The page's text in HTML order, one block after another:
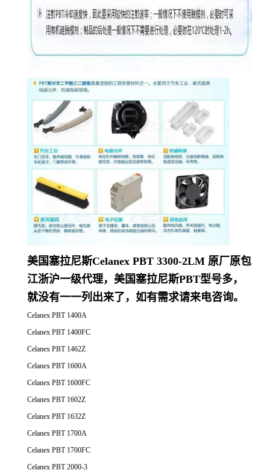
美国塞拉尼斯Celanex PBT 3300-2LM 原厂原包
江浙沪一级代理，美国塞拉尼斯PBT型号多，
就没有一一列出来了，如有需求请来电咨询。
Celanex PBT 1400A
Celanex PBT 1400FC
Celanex PBT 1462Z
Celanex PBT 1600A
Celanex PBT 1600FC
Celanex PBT 1602Z
Celanex PBT 1632Z
Celanex PBT 1700A
Celanex PBT 1700FC
Celanex PBT 2000-3